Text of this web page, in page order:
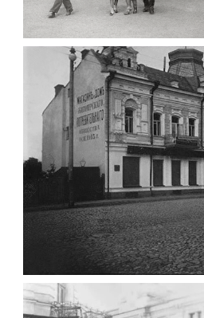
ПАВІЛЬЙОН МОРОЗИВА
1960)
ФОТО ЖИТОМИРА 1905
МИХАЙЛІВСЬКА-
до